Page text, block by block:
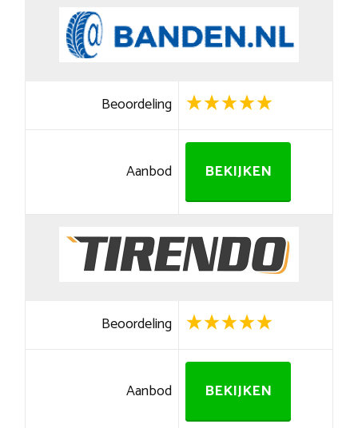
Beoordeling
Aanbod BEKIJKEN
Beoordeling
Aanbod BEKIJKEN